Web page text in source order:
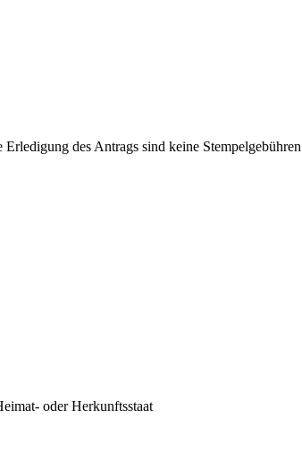
des Antrags sind keine
oder Herkunftsstaat